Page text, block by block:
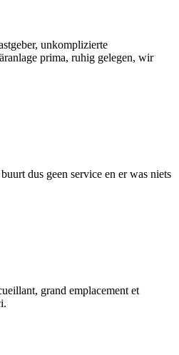
unkomplizierte
prima, ruhig gelegen, wir
dus geen service en er was niets
grand emplacement et